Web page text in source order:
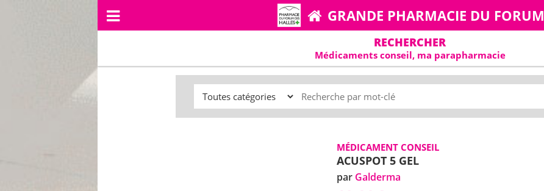
GRANDE PHARMACIE DU FORUM
RECHERCHER
Médicaments conseil, ma parapharmacie
MÉDICAMENT CONSEIL
ACUSPOT 5 GEL
par Galderma